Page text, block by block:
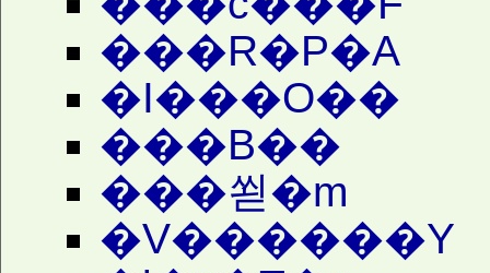
���R�P�A
�I���O��
���B��
���쐳�m
�V������Y